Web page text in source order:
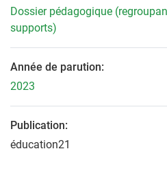
Dossier pédagogique
supports)
Année de parution:
2023
Publication:
éducation21